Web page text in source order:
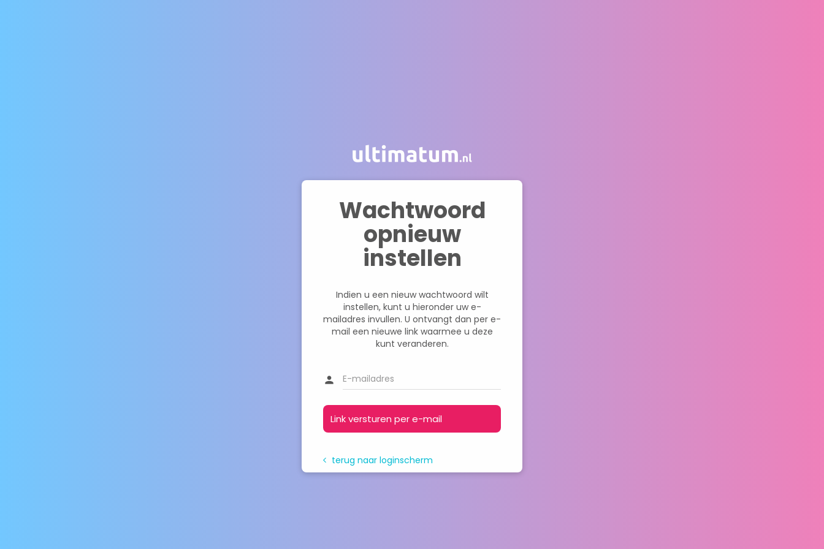
Wachtwoord
opnieuw
instellen
Indien u een nieuw wachtwoord wilt
instellen, kunt u hieronder uw e-
mailadres invullen. U ontvangt dan per e-
mail een nieuwe link waarmee u deze
kunt veranderen.
person
Link versturen per e-mail
arrow_back_ios terug naar loginscherm